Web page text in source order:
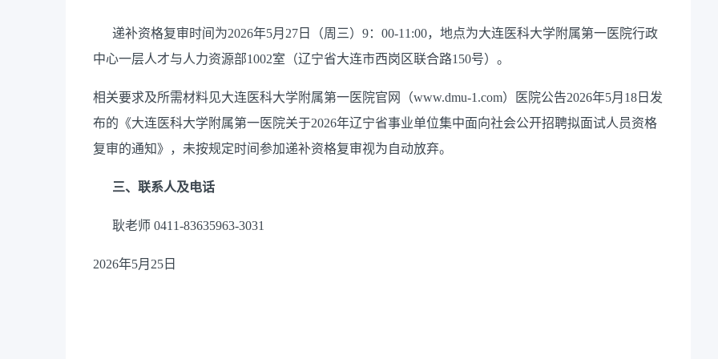
递补资格复审时间为2026年5月27日（周三）9：00-11:00，地点为大连医科大学附属第一医院行政
中心一层人才与人力资源部1002室（辽宁省大连市西岗区联合路150号）。
相关要求及所需材料见大连医科大学附属第一医院官网（www.dmu-1.com）医院公告2026年5月18日发
布的《大连医科大学附属第一医院关于2026年辽宁省事业单位集中面向社会公开招聘拟面试人员资格
复审的通知》，未按规定时间参加递补资格复审视为自动放弃。
三、联系人及电话
耿老师 0411-83635963-3031
2026年5月25日